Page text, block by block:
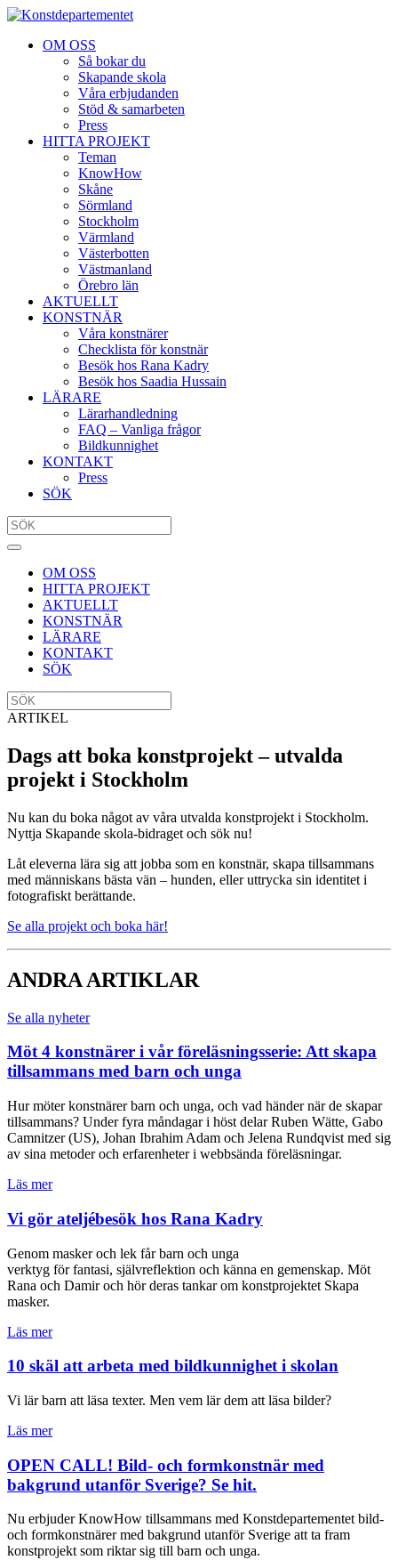
OM OSS
Så bokar du
Skapande skola
Våra erbjudanden
Stöd & samarbeten
Press
HITTA PROJEKT
Teman
KnowHow
Skåne
Sörmland
Stockholm
Värmland
Västerbotten
Västmanland
Örebro län
AKTUELLT
KONSTNÄR
Våra konstnärer
Checklista för konstnär
Besök hos Rana Kadry
Besök hos Saadia Hussain
LÄRARE
Lärarhandledning
FAQ – Vanliga frågor
Bildkunnighet
KONTAKT
Press
SÖK
OM OSS
HITTA PROJEKT
AKTUELLT
KONSTNÄR
LÄRARE
KONTAKT
SÖK
ARTIKEL
Dags att boka konstprojekt – utvalda
projekt i Stockholm
Nu kan du boka något av våra utvalda konstprojekt i Stockholm.
Nyttja Skapande skola-bidraget och sök nu!
Låt eleverna lära sig att jobba som en konstnär, skapa tillsammans
med människans bästa vän – hunden, eller uttrycka sin identitet i
fotografiskt berättande.
Se alla projekt och boka här!
ANDRA ARTIKLAR
Se alla nyheter
Möt 4 konstnärer i vår föreläsningsserie: Att skapa
tillsammans med barn och unga
Hur möter konstnärer barn och unga, och vad händer när de skapar
tillsammans? Under fyra måndagar i höst delar Ruben Wätte, Gabo
Camnitzer (US), Johan Ibrahim Adam och Jelena Rundqvist med sig
av sina metoder och erfarenheter i webbsända föreläsningar.
Läs mer
Vi gör ateljébesök hos Rana Kadry
Genom masker och lek får barn och unga
verktyg för fantasi, självreflektion och känna en gemenskap. Möt
Rana och Damir och hör deras tankar om konstprojektet Skapa
masker.
Läs mer
10 skäl att arbeta med bildkunnighet i skolan
Vi lär barn att läsa texter. Men vem lär dem att läsa bilder?
Läs mer
OPEN CALL! Bild- och formkonstnär med
bakgrund utanför Sverige? Se hit.
Nu erbjuder KnowHow tillsammans med Konstdepartementet bild-
och formkonstnärer med bakgrund utanför Sverige att ta fram
konstprojekt som riktar sig till barn och unga.